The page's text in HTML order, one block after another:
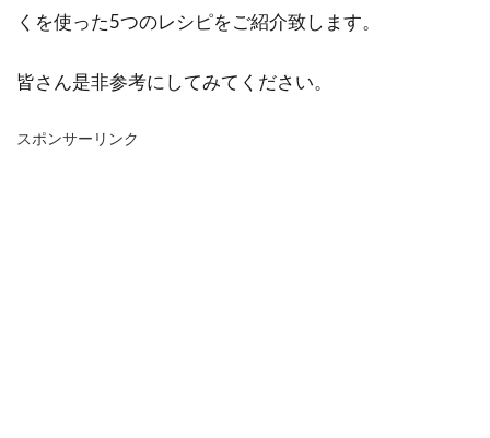
くを使った5つのレシピをご紹介致します。
皆さん是非参考にしてみてください。
スポンサーリンク